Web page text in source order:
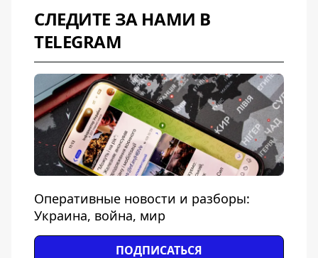
СЛЕДИТЕ ЗА НАМИ В
TELEGRAM
Оперативные новости и разборы:
Украина, война, мир
ПОДПИСАТЬСЯ